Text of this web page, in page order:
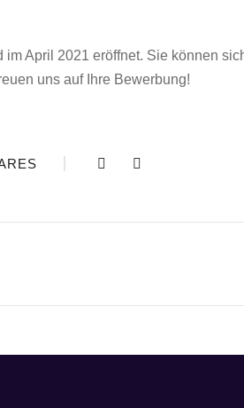
April 2021 eröffnet. Sie können
uns auf Ihre Bewerbung!